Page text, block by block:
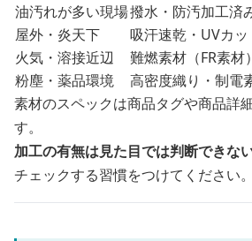
油汚れが多い現場撥水・防汚加工済
屋外・炎天下
吸汗速乾・UVカ
火気・溶接近辺
難燃素材（FR素材）
粉塵・薬品環境
高密度織り・制電
素材のスペックは商品タグや商品詳
す。
加工の有無は見た目では判断できな
チェックする習慣をつけてください。